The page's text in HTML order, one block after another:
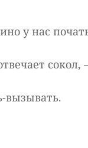
у нас
сокол,
вызывать.